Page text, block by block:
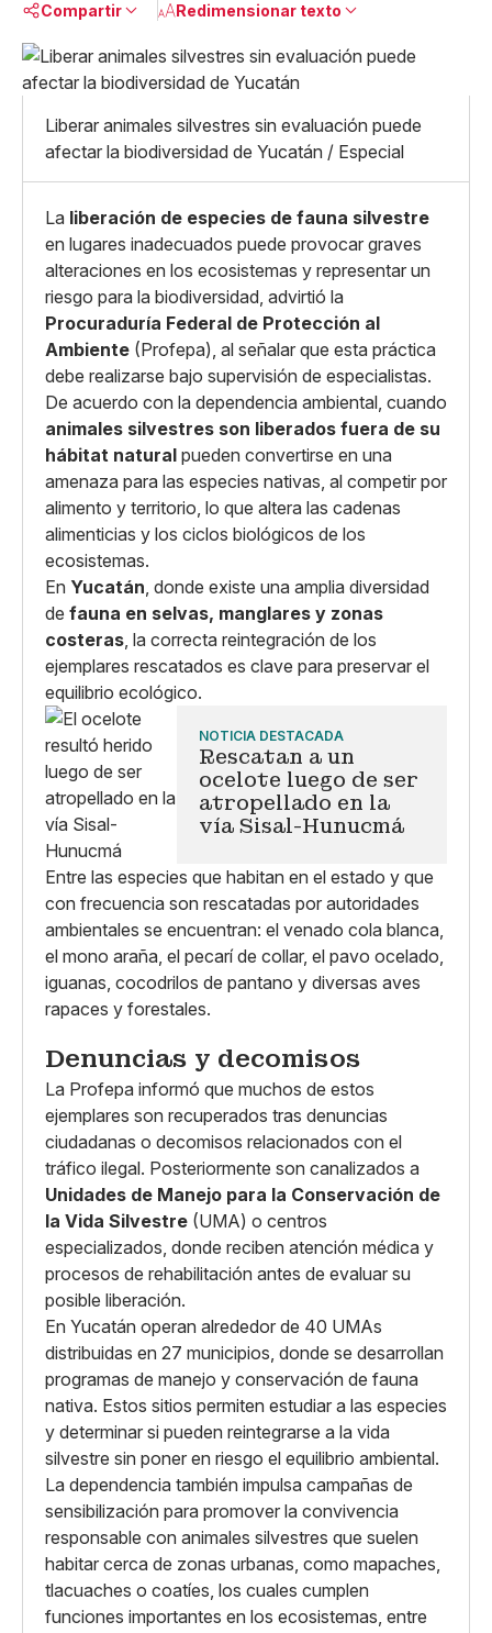
Compartir
Linkedin
X
Whatsapp
Copiar enlace
Redimensionar texto
Pequeño
Mediano
Grande
Liberar animales silvestres sin evaluación puede
afectar la biodiversidad de Yucatán / Especial
La liberación de especies de fauna silvestre
en lugares inadecuados puede provocar graves
alteraciones en los ecosistemas y representar un
riesgo para la biodiversidad, advirtió la
Procuraduría Federal de Protección al
Ambiente (Profepa), al señalar que esta práctica
debe realizarse bajo supervisión de especialistas.
De acuerdo con la dependencia ambiental, cuando
animales silvestres son liberados fuera de su
hábitat natural pueden convertirse en una
amenaza para las especies nativas, al competir por
alimento y territorio, lo que altera las cadenas
alimenticias y los ciclos biológicos de los
ecosistemas.
En Yucatán, donde existe una amplia diversidad
de fauna en selvas, manglares y zonas
costeras, la correcta reintegración de los
ejemplares rescatados es clave para preservar el
equilibrio ecológico.
NOTICIA DESTACADA
Rescatan a un
ocelote luego de ser
atropellado en la
vía Sisal-Hunucmá
Entre las especies que habitan en el estado y que
con frecuencia son rescatadas por autoridades
ambientales se encuentran: el venado cola blanca,
el mono araña, el pecarí de collar, el pavo ocelado,
iguanas, cocodrilos de pantano y diversas aves
rapaces y forestales.
Denuncias y decomisos
La Profepa informó que muchos de estos
ejemplares son recuperados tras denuncias
ciudadanas o decomisos relacionados con el
tráfico ilegal. Posteriormente son canalizados a
Unidades de Manejo para la Conservación de
la Vida Silvestre (UMA) o centros
especializados, donde reciben atención médica y
procesos de rehabilitación antes de evaluar su
posible liberación.
En Yucatán operan alrededor de 40 UMAs
distribuidas en 27 municipios, donde se desarrollan
programas de manejo y conservación de fauna
nativa. Estos sitios permiten estudiar a las especies
y determinar si pueden reintegrarse a la vida
silvestre sin poner en riesgo el equilibrio ambiental.
La dependencia también impulsa campañas de
sensibilización para promover la convivencia
responsable con animales silvestres que suelen
habitar cerca de zonas urbanas, como mapaches,
tlacuaches o coatíes, los cuales cumplen
funciones importantes en los ecosistemas, entre